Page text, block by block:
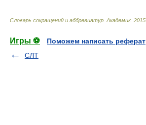
Словарь сокращений и аббревиатур Академик. 2015
Игры ⚽
Поможем написать реферат
СЛТ